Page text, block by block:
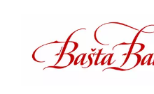
content